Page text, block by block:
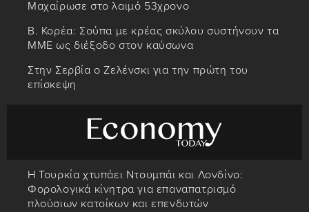
Μαχαίρωσε στο λαιμό 53χρονο
Β. Κορέα: Σούπα με κρέας σκύλου συστήνουν τα
MME ως διέξοδο στον καύσωνα
Στην Σερβία ο Ζελένσκι για την πρώτη του
επίσκεψη
Η Τουρκία χτυπάει Ντουμπάι και Λονδίνο:
Φορολογικά κίνητρα για επαναπατρισμό
πλούσιων κατοίκων και επενδυτών